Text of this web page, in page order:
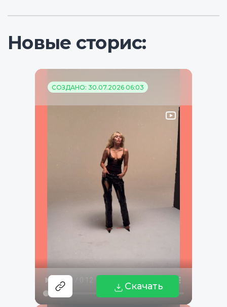
Новые сторис:
СОЗДАНО: 30.07.2026 06:03
Скачать